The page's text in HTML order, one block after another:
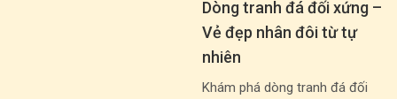
Dòng tranh đá đối xứng –
Vẻ đẹp nhân đôi từ tự
nhiên
Khám phá dòng tranh đá đối